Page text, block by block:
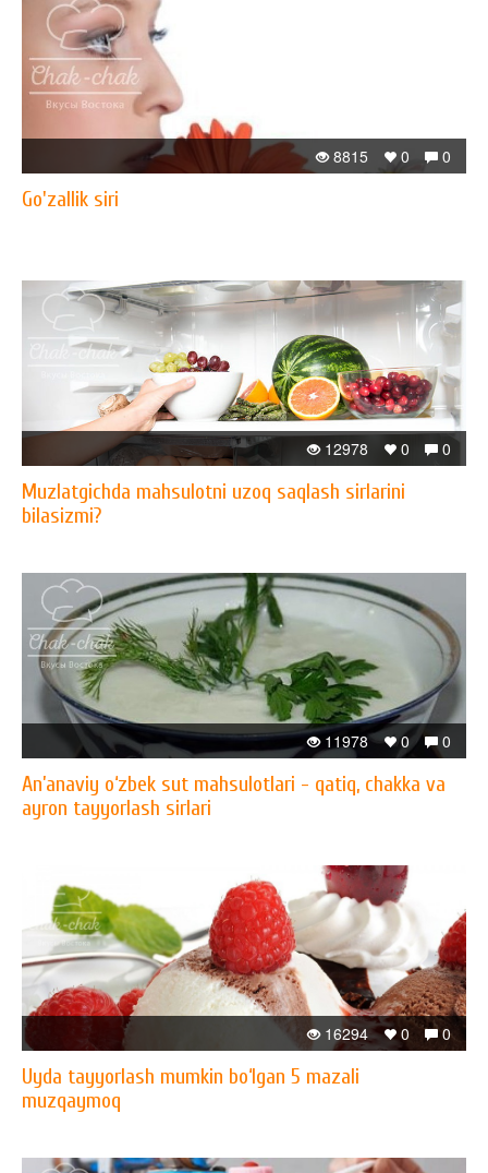
0
0
8815
Go'zallik siri
0
0
12978
Muzlatgichda mahsulotni uzoq saqlash sirlarini
bilasizmi?
0
0
11978
An’anaviy o‘zbek sut mahsulotlari - qatiq, chakka va
ayron tayyorlash sirlari
0
0
16294
Uyda tayyorlash mumkin bo‘lgan 5 mazali
muzqaymoq